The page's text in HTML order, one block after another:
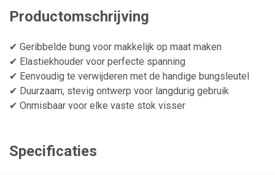
Productomschrijving
✔ Geribbelde bung voor makkelijk op maat maken
✔ Elastiekhouder voor perfecte spanning
✔ Eenvoudig te verwijderen met de handige bungsleutel
✔ Duurzaam, stevig ontwerp voor langdurig gebruik
✔ Onmisbaar voor elke vaste stok visser
Specificaties